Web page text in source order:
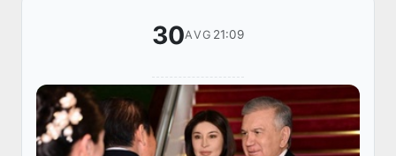
30AVG 21:09